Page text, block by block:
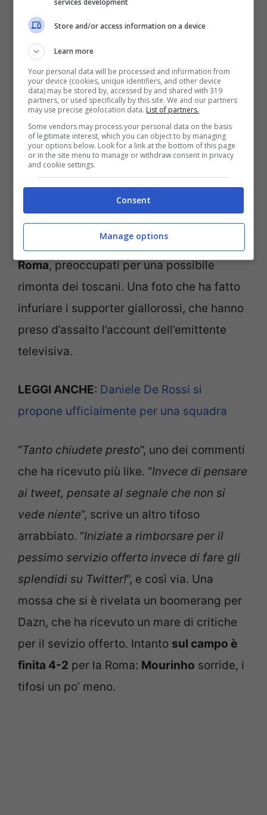
— DAZN Italia (@DAZN_IT)
January 23, 2022
LEGGI ANCHE:Balotelli in Nazionale?
Caressa duro: “Facciamo dei passi
indietro”
Dopo il secondo gol dell’Empoli, l’account
ha pubblicato un tweet
ironico con l’immagine di un cane
spaventato, associandolo ai
Roma, preoccupati per una possibile
rimonta dei toscani. Una foto che ha fatto
infuriare i supporter giallorossi, che hanno
preso d’assalto l’account dell’emittente
televisiva.
LEGGI ANCHE: Daniele De Rossi si
propone ufficialmente per una squadra
“Tanto chiudete presto“, uno dei commenti
che ha ricevuto più like. “Invece di pensare
ai tweet, pensate al segnale che non si
vede niente“, scrive un altro tifoso
arrabbiato. “Iniziate a rimborsare per il
pessimo servizio offerto invece di fare gli
splendidi su Twitter!“, e così via. Una
mossa che si è rivelata un boomerang per
Dazn, che ha ricevuto un mare di critiche
per il sevizio offerto. Intanto sul campo è
finita 4-2 per la Roma: Mourinho sorride, i
tifosi un po’ meno.
Store and/or access information on a device
Learn more
Your personal data will be processed and information from
your device (cookies, unique identifiers, and other device
data) may be stored by, accessed by and shared with 319
partners, or used specifically by this site. We and our partners
may use precise geolocation data. List of partners.
Some vendors may process your personal data on the basis
of legitimate interest, which you can object to by managing
your options below. Look for a link at the bottom of this page
or in the site menu to manage or withdraw consent in privacy
and cookie settings.
Consent
Manage options